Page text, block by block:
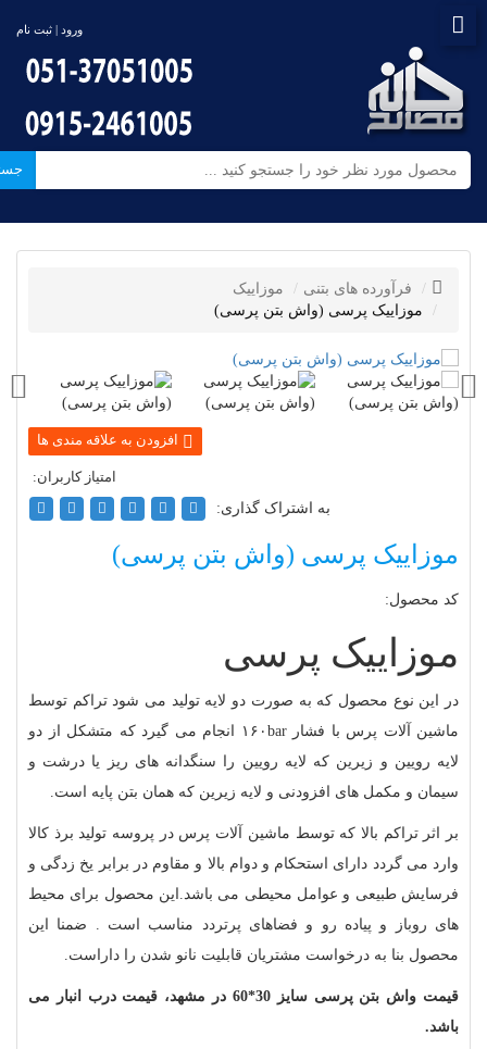
ورود | ثبت نام
فرآورده های بتنی
موزاییک
موزاییک پرسی (واش بتن پرسی)
به اشتراک گذاری:
موزاییک پرسی (واش بتن پرسی)
کد محصول:
موزاییک پرسی
در این نوع محصول که به صورت دو لایه تولید می شود تراکم توسط
ماشین آلات پرس با فشار ۱۶۰bar انجام می گیرد که متشکل از دو
لایه رویین و زیرین که لایه رویین را سنگدانه های ریز یا درشت و
سیمان و مکمل های افزودنی و لایه زیرین که همان بتن پایه است.
بر اثر تراکم بالا که توسط ماشین آلات پرس در پروسه تولید برذ کالا
وارد می گردد دارای استحکام و دوام بالا و مقاوم در برابر یخ زدگی و
فرسایش طبیعی و عوامل محیطی می باشد.این محصول برای محیط
های روباز و پیاده رو و فضاهای پرتردد مناسب است . ضمنا این
محصول بنا به درخواست مشتریان قابلیت نانو شدن را داراست.
قیمت واش بتن پرسی سایز 30*60 در مشهد، قیمت درب انبار می
باشد.